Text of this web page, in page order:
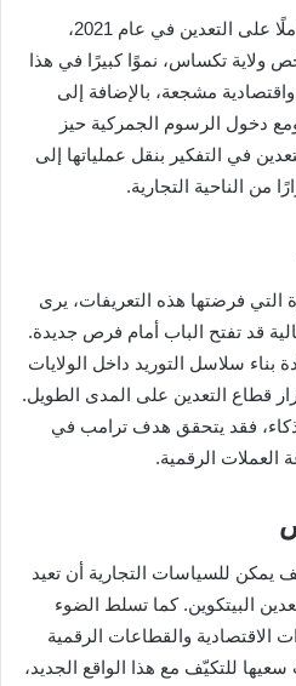
منذ أن فرضت الصين حظرًا شاملًا على التعدين في عام 2021،
ولاية تكساس، نموًا كبيرًا في هذا
مشجعة، بالإضافة إلى
دخول الرسوم الجمركية حيز
في التفكير بنقل عملياتها إلى
من الناحية التجارية.
التي فرضتها هذه التعريفات، يرى
قد تفتح الباب أمام فرص جديدة.
بناء سلاسل التوريد داخل الولايات
قطاع التعدين على المدى الطويل.
فقد يتحقق هدف ترامب في
العملات الرقمية.
يمكن للسياسات التجارية أن تعيد
البيتكوين. كما تسلط الضوء
الاقتصادية والقطاعات الرقمية
للتكيّف مع هذا الواقع الجديد،